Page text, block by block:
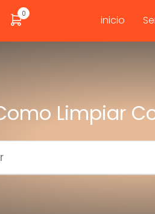
0 inicio
Limpiar